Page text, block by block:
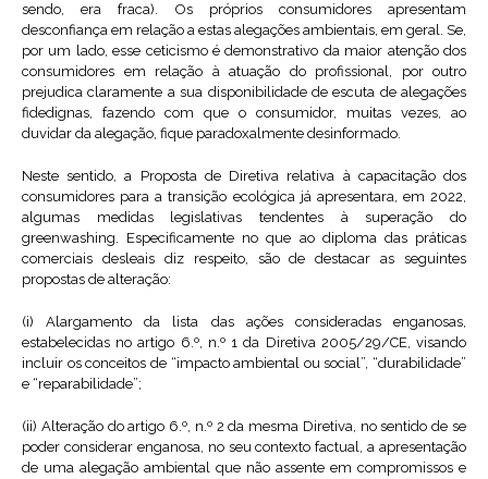
sendo, era fraca). Os próprios consumidores apresentam
desconfiança em relação a estas alegações ambientais, em geral. Se,
por um lado, esse ceticismo é demonstrativo da maior atenção dos
consumidores em relação à atuação do profissional, por outro
prejudica claramente a sua disponibilidade de escuta de alegações
fidedignas, fazendo com que o consumidor, muitas vezes, ao
duvidar da alegação, fique paradoxalmente desinformado.
Neste sentido, a Proposta de Diretiva relativa à capacitação dos
consumidores para a transição ecológica já apresentara, em 2022,
algumas medidas legislativas tendentes à superação do
greenwashing. Especificamente no que ao diploma das práticas
comerciais desleais diz respeito, são de destacar as seguintes
propostas de alteração:
(i) Alargamento da lista das ações consideradas enganosas,
estabelecidas no artigo 6.º, n.º 1 da Diretiva 2005/29/CE, visando
incluir os conceitos de “impacto ambiental ou social”, “durabilidade”
e “reparabilidade”;
(ii) Alteração do artigo 6.º, n.º 2 da mesma Diretiva, no sentido de se
poder considerar enganosa, no seu contexto factual, a apresentação
de uma alegação ambiental que não assente em compromissos e